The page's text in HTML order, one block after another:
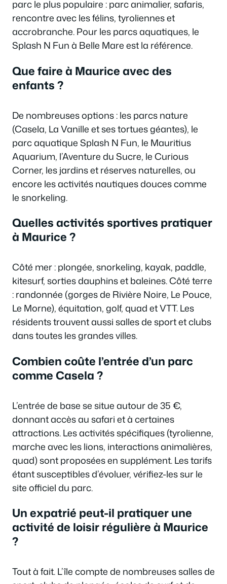
parc le plus populaire : parc animalier, safaris,
rencontre avec les félins, tyroliennes et
accrobranche. Pour les parcs aquatiques, le
Splash N Fun à Belle Mare est la référence.
Que faire à Maurice avec des
enfants ?
De nombreuses options : les parcs nature
(Casela, La Vanille et ses tortues géantes), le
parc aquatique Splash N Fun, le Mauritius
Aquarium, l’Aventure du Sucre, le Curious
Corner, les jardins et réserves naturelles, ou
encore les activités nautiques douces comme
le snorkeling.
Quelles activités sportives pratiquer
à Maurice ?
Côté mer : plongée, snorkeling, kayak, paddle,
kitesurf, sorties dauphins et baleines. Côté terre
: randonnée (gorges de Rivière Noire, Le Pouce,
Le Morne), équitation, golf, quad et VTT. Les
résidents trouvent aussi salles de sport et clubs
dans toutes les grandes villes.
Combien coûte l’entrée d’un parc
comme Casela ?
L’entrée de base se situe autour de 35 €,
donnant accès au safari et à certaines
attractions. Les activités spécifiques (tyrolienne,
marche avec les lions, interactions animalières,
quad) sont proposées en supplément. Les tarifs
étant susceptibles d’évoluer, vérifiez-les sur le
site officiel du parc.
Un expatrié peut-il pratiquer une
activité de loisir régulière à Maurice
?
Tout à fait. L’île compte de nombreuses salles de